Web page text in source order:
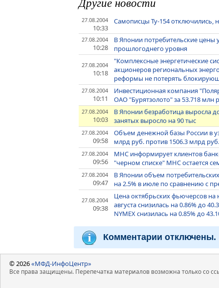
27.08.2004
10:33
Самописцы Ту-154 отключились,
27.08.2004
10:28
В Японии потребительские цены
прошлогоднего уровня
27.08.2004
10:18
"Комплексные энергетические
акционеров региональных
реформы не потерять
27.08.2004
10:11
Инвестиционная компания
ОАО "Бурятзолото" за 53.718 млн
27.08.2004
10:03
В Японии безработица выросла
занятых выросло на 90 тыс
27.08.2004
09:58
Объем денежной базы России в
млрд руб. против 1506.3 млрд
27.08.2004
09:56
МНС информирует клиентов
"черном списке" МНС остается
27.08.2004
09:47
В Японии объем
на 2.5% в июле по сравнению с
27.08.2004
09:38
Цена октябрьских фьючерсов на
августа снизилась на 0.86% до
NYMEX снизилась на 0.85% до
Комментарии отключены.
© 2026«МФД-ИнфоЦентр»
Все права защищены. Перепечатка материалов возможна только со